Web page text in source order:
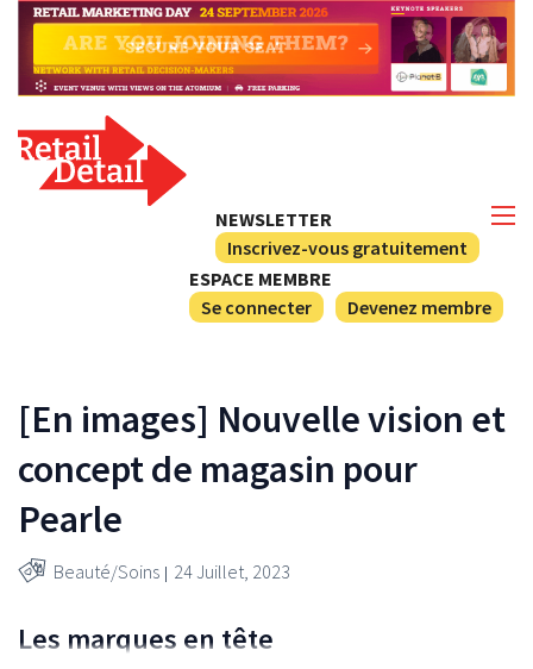
NEWSLETTER
Inscrivez-vous gratuitement
ESPACE MEMBRE
Se connecter
Devenez membre
[En images] Nouvelle vision et
concept de magasin pour
Pearle
Beauté/Soins 24 Juillet, 2023
Les marques en tête